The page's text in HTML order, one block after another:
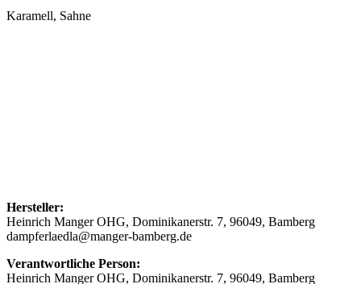
Karamell, Sahne
Hersteller:
Heinrich Manger OHG, Dominikanerstr. 7, 96049, Bamberg
dampferlaedla@manger-bamberg.de
Verantwortliche Person:
Heinrich Manger OHG, Dominikanerstr. 7, 96049, Bamberg